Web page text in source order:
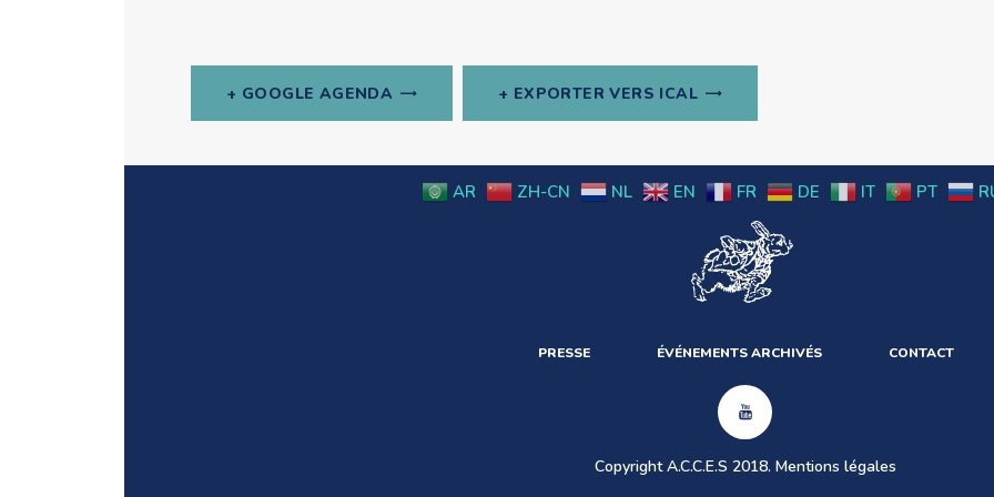
+ GOOGLE AGENDA + EXPORTER VERS ICAL
Navigation
Évènement
AR ZH-CN NL EN FR DE IT PT
PRESSE ÉVÉNEMENTS ARCHIVÉS CONTACT
Copyright A.C.C.E.S 2018. Mentions légales